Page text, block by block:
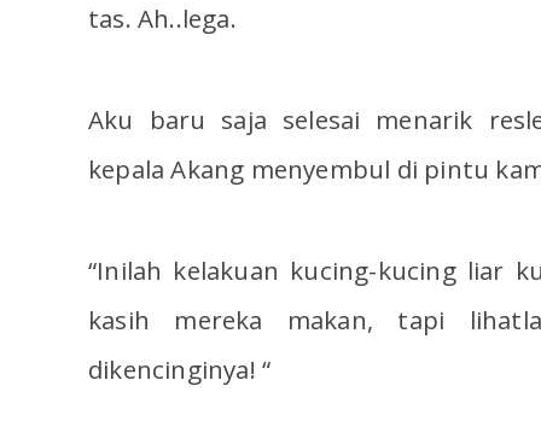
tas. Ah..lega.
Aku baru saja selesai menarik
kepala Akang menyembul di pintu
“Inilah kelakuan kucing-kucing liar
kasih mereka makan, tapi
dikencinginya! “